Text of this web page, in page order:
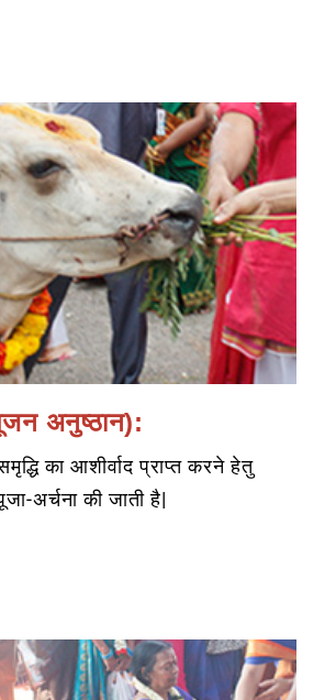
अनुष्ठान):
का आशीर्वाद प्राप्त करने हेतु
अर्चना की जाती है|